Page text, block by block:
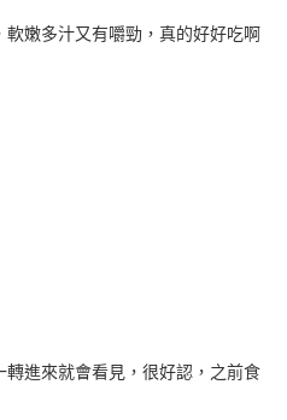
嫩多汁又有嚼勁，真的好好吃啊
進來就會看見，很好認，之前食